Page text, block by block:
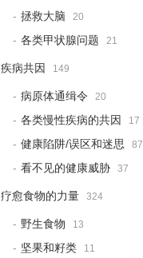
拯救大脑 20
各类甲状腺问题 21
疾病共因 149
病原体通缉令 20
各类慢性疾病的共因 17
健康陷阱/误区和迷思 87
看不见的健康威胁 37
疗愈食物的力量 324
野生食物 13
坚果和籽类 11